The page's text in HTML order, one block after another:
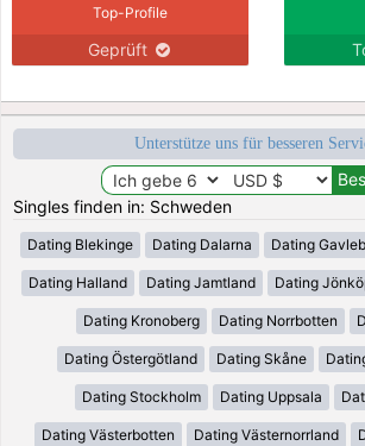
Top-Profile
Geprüft
Unterstütze uns für besseren
Singles finden in: Schweden
Dating Blekinge Dating Dalarna Dating
Dating Halland Dating Jamtland Dating
Dating Kronoberg Dating Norrbotten
Dating Östergötland Dating Skåne
Dating Stockholm Dating Uppsala
Dating Västerbotten Dating Västernorrland